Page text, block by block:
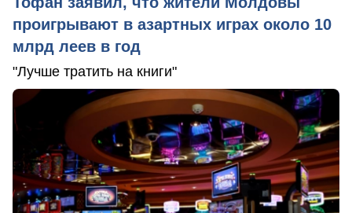
проигрывают в азартных играх около 10
млрд леев в год
"Лучше тратить на книги"